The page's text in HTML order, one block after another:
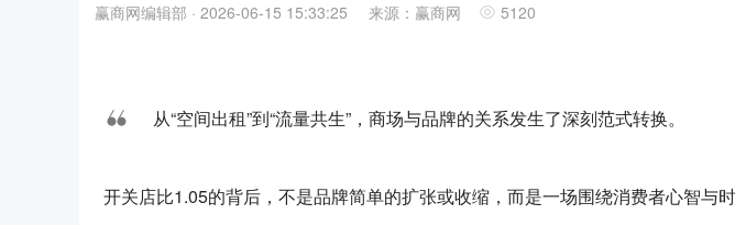
赢商网编辑部 · 2026-06-15 15:33:25 来源：赢商网 5120
从“空间出租”到“流量共生”，商场与品牌的关系发生了深刻范式转换。
开关店比1.05的背后，不是品牌简单的扩张或收缩，而是一场围绕消费者心智与时